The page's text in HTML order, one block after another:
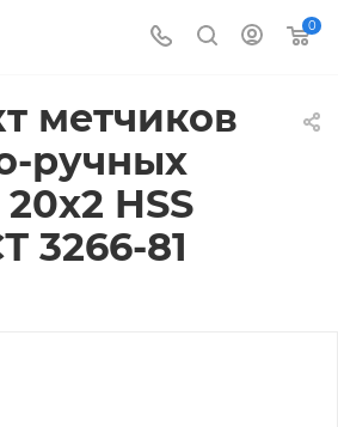
0
метчиков
ручных
HSS
3266-81